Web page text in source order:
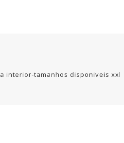
interior-tamanhos disponiveis xxl